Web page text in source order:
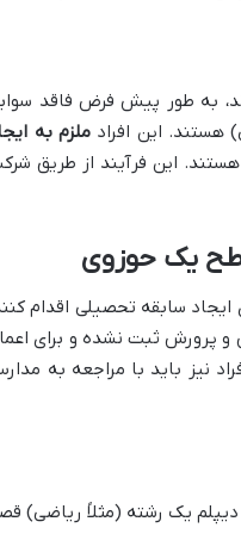
به طور پیش فرض فاقد
هستند. این افرادملزم به
این فرآیند از طریق
یک حوزوی
ایجاد سابقه تحصیلی اقدام
پرورش ثبت نشده و برای
نیز باید با مراجعه به
دیپلم یک رشته (مثلاً ریاضی)